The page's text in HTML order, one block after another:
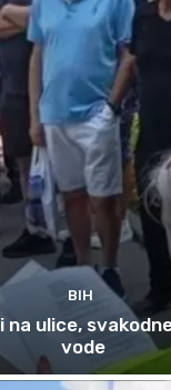
BIH
na ulice,
vode